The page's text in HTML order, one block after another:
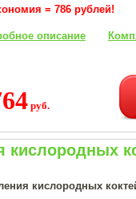
= 786 рублей!
описание
руб.
кислородных